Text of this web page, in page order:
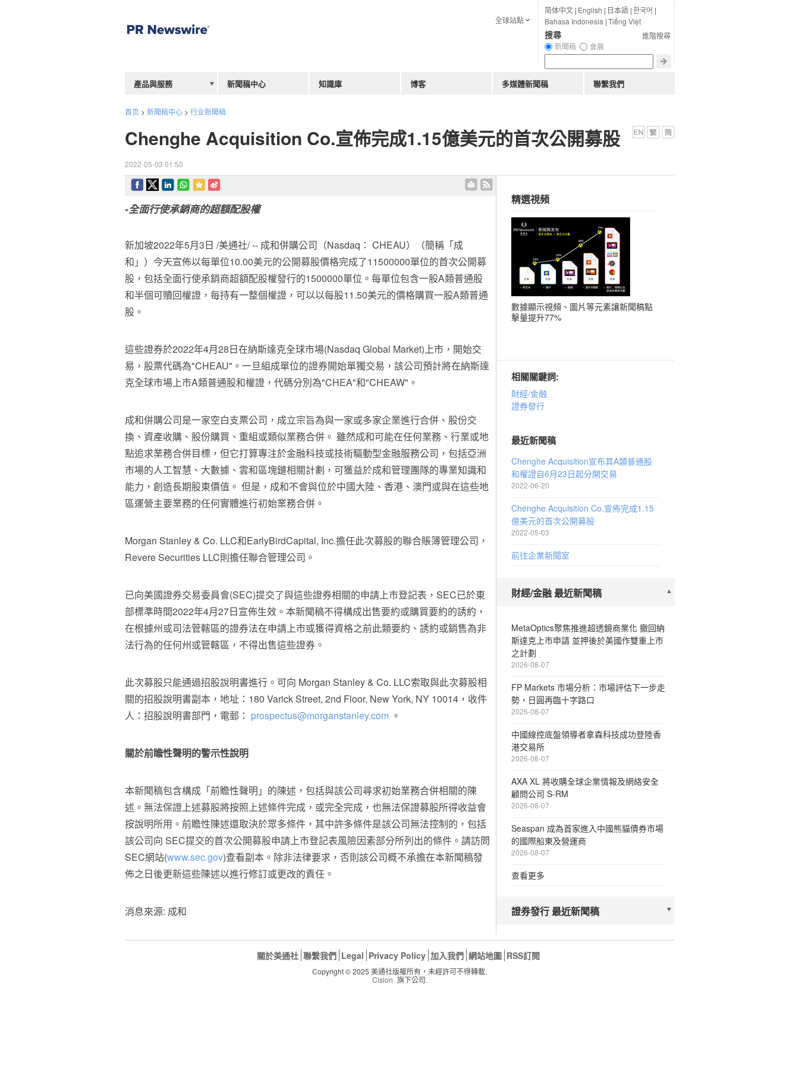
首页> 新聞稿中心> 行业新聞稿
Chenghe Acquisition Co.宣佈完成1.15億美元的首次公開募股
2022-05-03 01:50
-全面行使承銷商的超額配股權
新加坡2022年5月3日 /美通社/ -- 成和併購公司（Nasdaq： CHEAU）（簡稱「成
和」） 今天宣佈以每單位10.00美元的公開募股價格完成了11500000單位的首次公開募
股，包括全面行使承銷商超額配股權發行的1500000單位。每單位包含一股A類普通股
和半個可贖回權證，每持有一整個權證，可以以每股11.50美元的價格購買一股A類普通
股。
這些證券於2022年4月28日在納斯達克全球市場(Nasdaq Global Market)上市，開始交
易，股票代碼為"CHEAU"。一旦組成單位的證券開始單獨交易，該公司預計將在納斯達
克全球市場上市A類普通股和權證，代碼分別為"CHEA"和"CHEAW"。
成和併購公司是一家空白支票公司，成立宗旨為與一家或多家企業進行合併、股份交
換、資產收購、股份購買、重組或類似業務合併。 雖然成和可能在任何業務、行業或地
點追求業務合併目標，但它打算專注於金融科技或技術驅動型金融服務公司，包括亞洲
市場的人工智慧、大數據、雲和區塊鏈相關計劃，可獲益於成和管理團隊的專業知識和
能力，創造長期股東價值。 但是，成和不會與位於中國大陸、香港、澳門或與在這些地
區運營主要業務的任何實體進行初始業務合併。
Morgan Stanley & Co. LLC和EarlyBirdCapital, Inc.擔任此次募股的聯合賬簿管理公司，
Revere Securities LLC則擔任聯合管理公司。
已向美國證券交易委員會(SEC)提交了與這些證券相關的申請上市登記表，SEC已於東
部標準時間2022年4月27日宣佈生效。本新聞稿不得構成出售要約或購買要約的誘約，
在根據州或司法管轄區的證券法在申請上市或獲得資格之前此類要約、誘約或銷售為非
法行為的任何州或管轄區，不得出售這些證券。
此次募股只能通過招股說明書進行。可向 Morgan Stanley & Co. LLC索取與此次募股相
關的招股說明書副本，地址：180 Varick Street, 2nd Floor, New York, NY10014，收件
人：招股說明書部門，電郵： prospectus@morganstanley.com 。
關於前瞻性聲明的警示性說明
本新聞稿包含構成「前瞻性聲明」的陳述，包括與該公司尋求初始業務合併相關的陳
述。無法保證上述募股將按照上述條件完成，或完全完成，也無法保證募股所得收益會
按說明所用。前瞻性陳述還取決於眾多條件，其中許多條件是該公司無法控制的，包括
該公司向 SEC提交的首次公開募股申請上市登記表風險因素部分所列出的條件。請訪問
SEC網站(www.sec.gov)查看副本。除非法律要求，否則該公司概不承擔在本新聞稿發
佈之日後更新這些陳述以進行修訂或更改的責任。
消息來源: 成和
精選視頻
數據顯示視頻、圖片等元素讓新聞稿點
擊量提升77%
相關關鍵詞:
財經/金融
證券發行
最近新聞稿
Chenghe Acquisition宣布其A類普通股
和權證自6月23日起分開交易
2022-06-20
Chenghe Acquisition Co.宣佈完成1.15
億美元的首次公開募股
2022-05-03
前往企業新聞室
財經/金融 最近新聞稿
MetaOptics聚焦推進超透鏡商業化 撤回納
斯達克上市申請 並押後於美國作雙重上市
之計劃
2026-08-07
FP Markets 市場分析：市場評估下一步走
勢，日圓再臨十字路口
2026-08-07
中國線控底盤領導者拿森科技成功登陸香
港交易所
2026-08-07
AXA XL 將收購全球企業情報及網絡安全
顧問公司 S-RM
2026-08-07
Seaspan 成為首家進入中國熊貓債券市場
的國際船東及營運商
2026-08-07
查看更多
證券發行 最近新聞稿
简体中文| English | 日本語|한국어 |
Bahasa Indonesia |Tiếng Việt
進階搜尋
搜尋
新聞稿 會展
全球站點
產品與服務 新聞稿中心 知識庫 博客 多媒體新聞稿 聯繫我們
關於美通社 聯繫我們 Legal Privacy Policy 加入我們 網站地圖 RSS訂閱
Copyright © 2025 美通社版權所有，未經許可不得轉載.
Cision 旗下公司.